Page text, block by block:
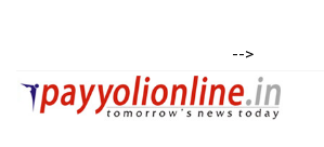
-->